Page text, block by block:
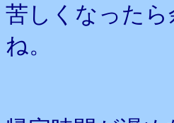
苦しくなった
ね。